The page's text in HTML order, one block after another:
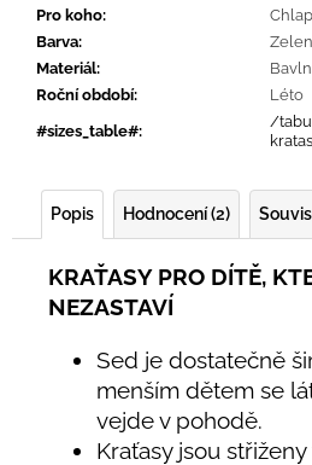
Pro koho:
Barva:
Materiál:
Roční období:
Léto
#sizes_table#:
/
Popis Hodnocení (2)
KRAŤASY PRO DÍTĚ,
NEZASTAVÍ
Sed je dostatečně
menším dětem se
vejde v pohodě.
Kraťasy jsou